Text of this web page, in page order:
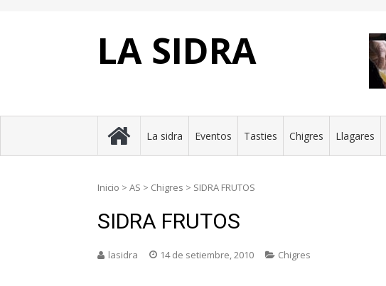
LA SIDRA
La sidra Eventos Tasties Chigres Llagares
Inicio > AS > Chigres > SIDRA FRUTOS
SIDRA FRUTOS
lasidra 14 de setiembre, 2010 Chigres